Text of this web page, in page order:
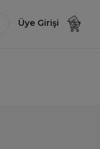
Üye Girişi